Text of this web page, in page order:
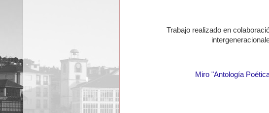
Trabajo realizado en
Miro "Antología